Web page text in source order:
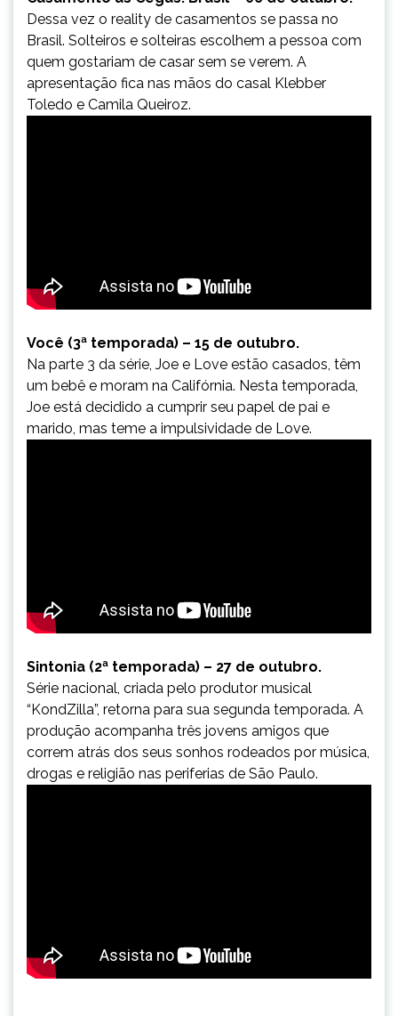
Dessa vez o reality de casamentos se passa no
Brasil. Solteiros e solteiras escolhem a pessoa com
quem gostariam de casar sem se verem. A
apresentação fica nas mãos do casal Klebber
Toledo e Camila Queiroz.
Você (3ª temporada) – 15 de outubro.
Na parte 3 da série, Joe e Love estão casados, têm
um bebê e moram na Califórnia. Nesta temporada,
Joe está decidido a cumprir seu papel de pai e
marido, mas teme a impulsividade de Love.
Sintonia (2ª temporada) – 27 de outubro.
Série nacional, criada pelo produtor musical
“KondZilla”, retorna para sua segunda temporada. A
produção acompanha três jovens amigos que
correm atrás dos seus sonhos rodeados por música,
drogas e religião nas periferias de São Paulo.